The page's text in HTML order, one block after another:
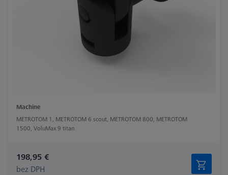
Machine
METROTOM 1, METROTOM 6 scout, METROTOM 800, METROTOM
1500, VoluMax 9 titan
198,95 €
bez DPH